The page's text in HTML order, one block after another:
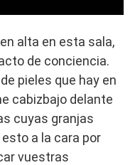
alta en esta sala,
de conciencia.
pieles que hay en
cabizbajo delante
cuyas granjas
a la cara por
vuestras